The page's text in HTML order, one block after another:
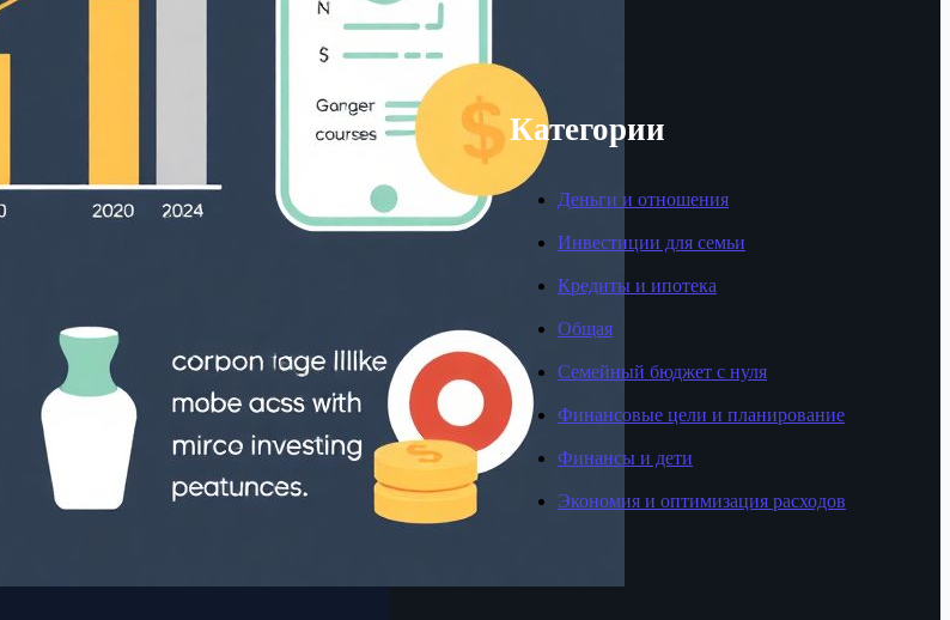
Категории
Деньги и отношения
Инвестиции для семьи
Кредиты и ипотека
Общая
Семейный бюджет с нуля
Финансовые цели и планирование
Финансы и дети
Экономия и оптимизация расходов